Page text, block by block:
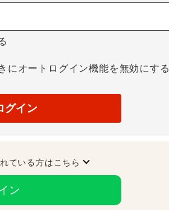
にオートログイン機能を無効にする
グイン
ている方はこちら
ン